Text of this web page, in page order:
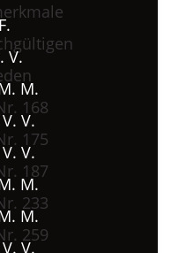
V.
M.
168
V.
175
V.
187
M.
233
M.
259
V.